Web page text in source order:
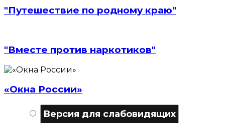
"Путешествие по родному краю"
"Вместе против наркотиков"
«Окна России»
Версия для слабовидящих